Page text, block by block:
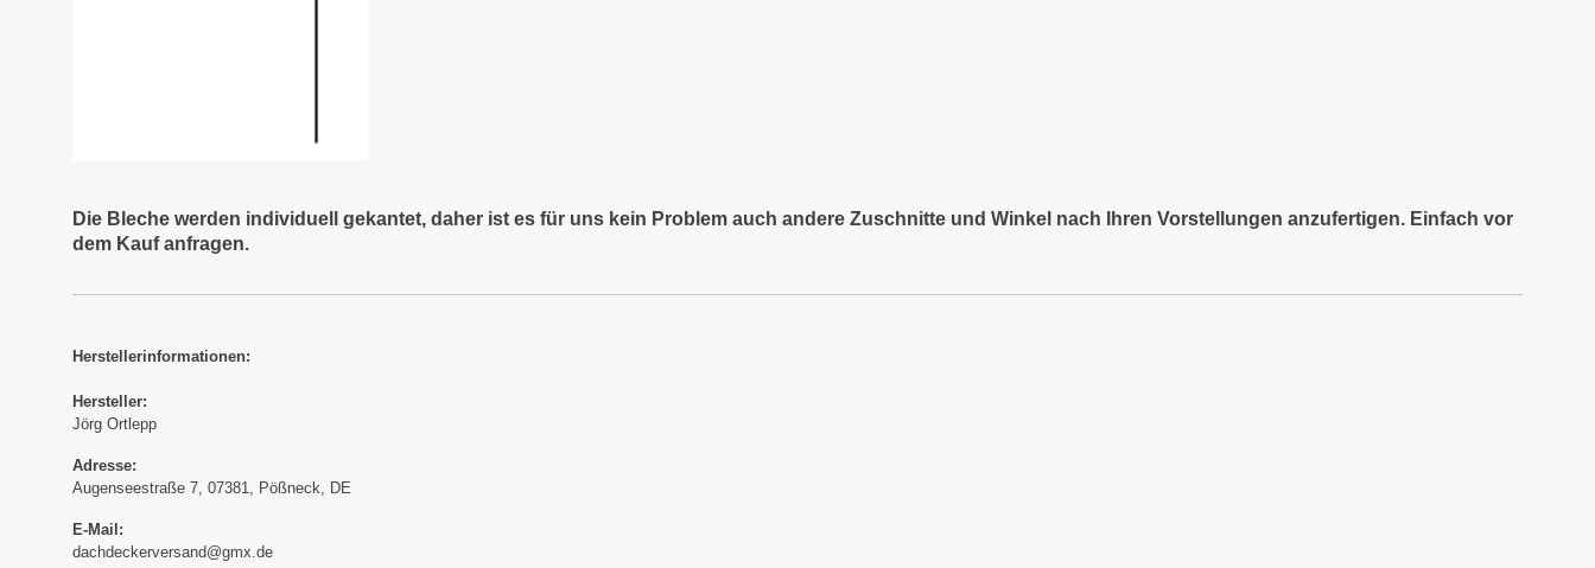
Die Bleche werden individuell gekantet, daher ist es für uns kein Problem auch andere Zuschnitte und Winkel nach Ihren Vorstellungen anzufertigen. Einfach vor
dem Kauf anfragen.
Herstellerinformationen:
Hersteller:
Jörg Ortlepp
Adresse:
Augenseestraße 7, 07381, Pößneck, DE
E-Mail:
dachdeckerversand@gmx.de